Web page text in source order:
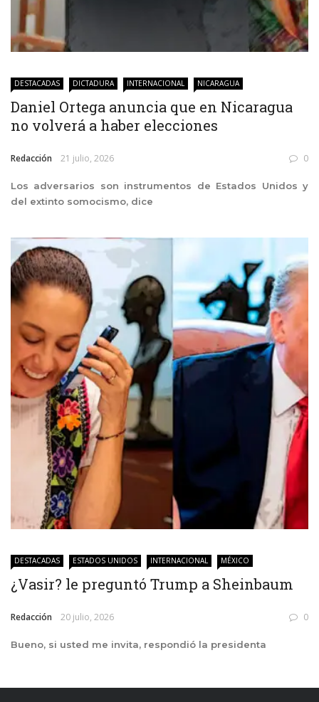
DESTACADAS DICTADURA INTERNACIONAL NICARAGUA
Daniel Ortega anuncia que en Nicaragua
no volverá a haber elecciones
Redacción 21 julio, 2026 0
Los adversarios son instrumentos de Estados Unidos y
del extinto somocismo, dice
DESTACADAS ESTADOS UNIDOS INTERNACIONAL MÉXICO
¿Vasir? le preguntó Trump a Sheinbaum
Redacción 20 julio, 2026 0
Bueno, si usted me invita, respondió la presidenta